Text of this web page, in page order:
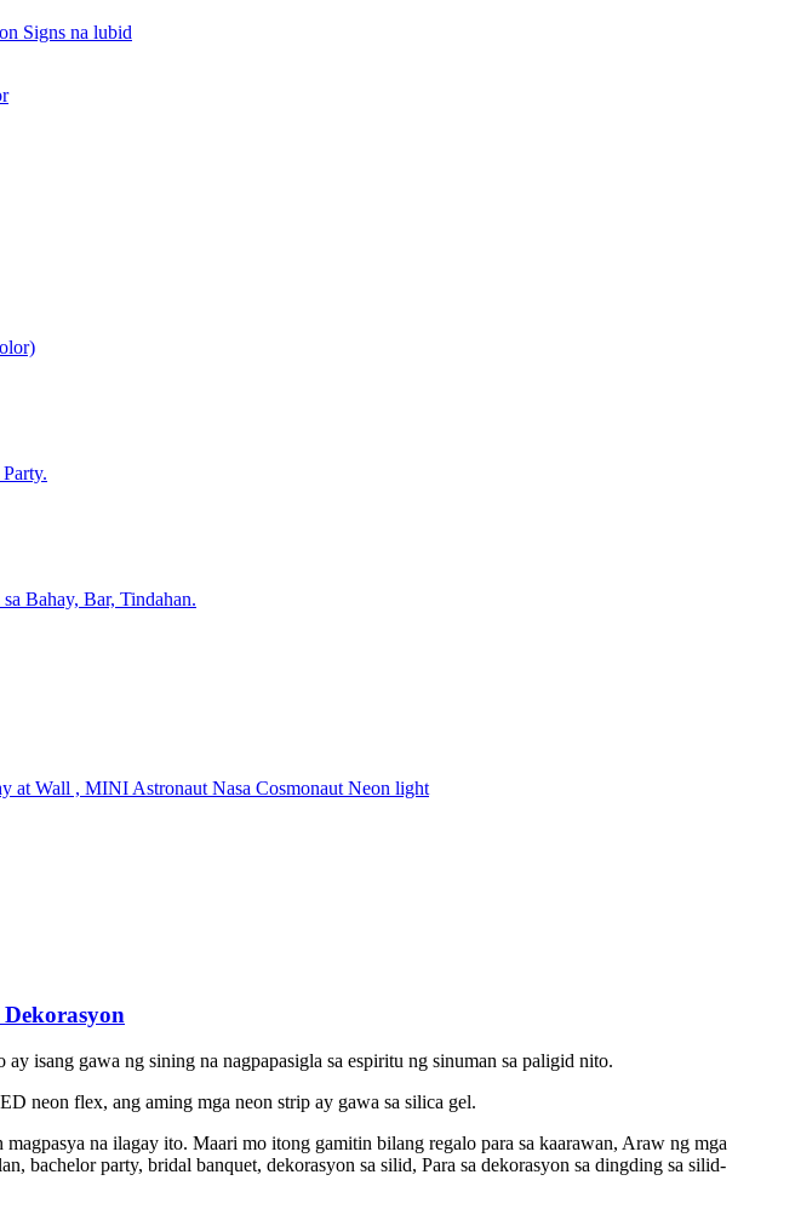
isang gawa ng sining na nagpapasigla sa espiritu ng sinuman sa paligid nito.
neon flex, ang aming mga neon strip ay gawa sa silica gel.
na ilagay ito. Maari mo itong gamitin bilang regalo para sa kaarawan, Araw ng mga
bachelor party, bridal banquet, dekorasyon sa silid, Para sa dekorasyon sa dingding sa silid-